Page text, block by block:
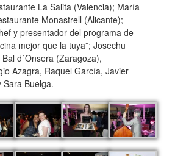
La Salita (Valencia); María
Monastrell (Alicante);
y presentador del programa de
mejor que la tuya”; Josechu
d´Onsera (Zaragoza),
Azagra, Raquel García, Javier
Sara Buelga.